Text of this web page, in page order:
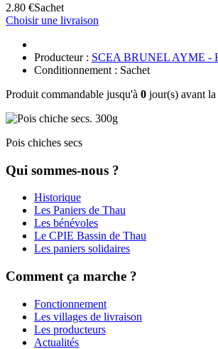
2.80 €Sachet
Choisir une livraison
Producteur : SCEA BRUNEL AYME -
Conditionnement : Sachet
Produit commandable jusqu'à 0 jour(s) avant
Pois chiches secs
Qui sommes-nous ?
Historique
Les Paniers de Thau
Les bénévoles
Le CPIE Bassin de Thau
Les paniers solidaires
Comment ça marche ?
Fonctionnement
Les villages de livraison
Les producteurs
Actualités